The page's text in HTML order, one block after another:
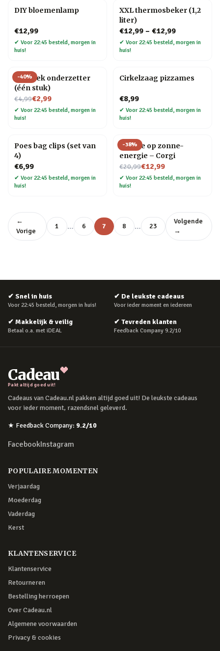
DIY bloemenlamp
€12,99
✔ Voor 22:45 besteld, morgen in
huis!
XXL thermosbeker (1,2
liter)
€12,99 – €12,99
✔ Voor 22:45 besteld, morgen in
huis!
-40%
Mozaïek onderzetter
(één stuk)
€4,99
Nu voor€2,99
✔ Voor 22:45 besteld, morgen in
huis!
Cirkelzaag pizzames
€8,99
✔ Voor 22:45 besteld, morgen in
huis!
Poes bag clips (set van
4)
€6,99
✔ Voor 22:45 besteld, morgen in
huis!
-38%
Hondje op zonne-
energie – Corgi
€20,99
Nu voor€12,99
✔ Voor 22:45 besteld, morgen in
huis!
←
Vorige
1 … 6 7 8 … 23
Volgende
→
✔ Snel in huis
Voor 22:45 besteld, morgen in huis!
✔ De leukste cadeaus
Voor ieder moment en iedereen
✔ Makkelijk & veilig
Betaal o.a. met iDEAL
✔ Tevreden klanten
Feedback Company 9.2/10
Cadeau
Pakt altijd goed uit!
Cadeaus van Cadeau.nl pakken altijd goed uit! De leukste cadeaus
voor ieder moment, razendsnel geleverd.
★ Feedback Company: 9.2/10
FacebookInstagram
POPULAIRE MOMENTEN
Verjaardag
Moederdag
Vaderdag
Kerst
KLANTENSERVICE
Klantenservice
Retourneren
Bestelling herroepen
Over Cadeau.nl
Algemene voorwaarden
Privacy & cookies